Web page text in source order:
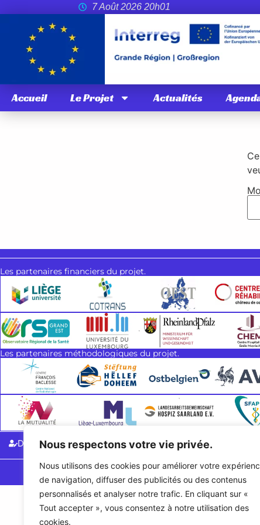
Nous respectons votre vie privée.
Nous utilisons des cookies pour améliorer votre
de navigation, diffuser des publicités ou des contenus
personnalisés et analyser notre trafic. En cliquant sur «
Tout accepter », vous consentez à notre utilisation des
cookies.
7 Août 2026 20h01
Accueil Le Projet Actualités
Les partenaires financiers du projet.
Les partenaires méthodologiques du projet.
Donnez mon avis Mentions légales
2026